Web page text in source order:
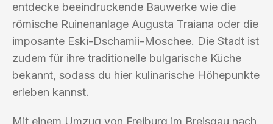
entdecke beeindruckende Bauwerke wie die
römische Ruinenanlage Augusta Traiana oder die
imposante Eski-Dschamii-Moschee. Die Stadt ist
zudem für ihre traditionelle bulgarische Küche
bekannt, sodass du hier kulinarische Höhepunkte
erleben kannst.
Mit einem Umzug von Freiburg im Breisgau nach